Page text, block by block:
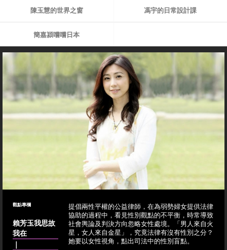
陳玉慧的世界之窗 馮宇的日常設計課
簡嘉潁嚐嚐日本
觀點專欄
賴芳玉我思故
我在
｜
提倡兩性平權的公益律師，在為弱勢婦女提供法律
協助的過程中，看見性別觀點的不平衡，時常導致
社會輿論及判決方向忽略女性處境。「男人來自火
星，女人來自金星」，究竟法律有沒有性別之分？
她要以女性視角，點出司法中的性別盲點。